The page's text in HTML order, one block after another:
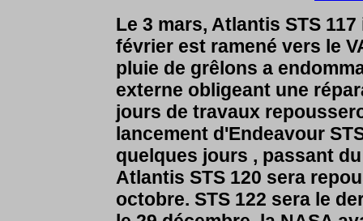
Le 3 mars, Atlantis STS
février est ramené vers le
pluie de grêlons a
externe obligeant une
jours de travaux
lancement d'Endeavour
quelques jours , passant
Atlantis STS 120 sera
octobre. STS 122 sera le